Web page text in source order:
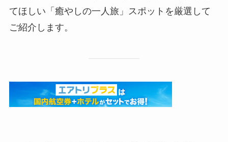
てほしい「癒やしの一人旅」スポットを厳選して
ご紹介します。